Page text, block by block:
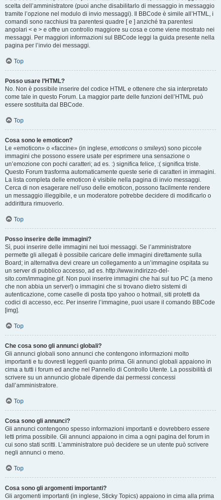
scelta dell’amministratore (puoi anche disabilitarlo di messaggio in messaggio
tramite l’opzione nel modulo di invio messaggi). Il BBCode è simile all’HTML, i
comandi sono racchiusi tra parentesi quadre [ e ] anziché tra parentesi
angolari < e > e offre un controllo maggiore su cosa e come viene mostrato nei
messaggi. Per maggiori informazioni sul BBCode leggi la guida presente nella
pagina per l’invio dei messaggi.
Top
Posso usare l’HTML?
No. Non è possibile inserire del codice HTML e ottenere che sia interpretato
come tale in questo Forum. La maggior parte delle funzioni dell’HTML può
essere sostituita dal BBCode.
Top
Cosa sono le emoticon?
Le «emoticon» o «faccine» (in inglese, emoticons o smileys) sono piccole
immagini che possono essere usate per esprimere una sensazione o
un’emozione con pochi caratteri; ad es. :) significa felice, :( significa triste.
Questo Forum trasforma automaticamente queste serie di caratteri in immagini.
La lista completa delle emoticon è visibile nella pagina di invio messaggi.
Cerca di non esagerare nell’uso delle emoticon, possono facilmente rendere
un messaggio illeggibile, e un moderatore potrebbe decidere di modificarlo o
addirittura rimuoverlo.
Top
Posso inserire delle immagini?
Sì, puoi inserire delle immagini nei tuoi messaggi. Se l’amministratore
permette gli allegati è possibile caricare delle immagini direttamente sulla
Board; in alternativa devi creare un collegamento a un’immagine ospitata su
un server di pubblico accesso, ad es. http://www.indirizzo-del-
sito.com/immagine.gif. Non puoi inserire immagini che hai sul tuo PC (a meno
che non abbia un server!) o immagini che si trovano dietro sistemi di
autenticazione, come caselle di posta tipo yahoo o hotmail, siti protetti da
codici di accesso, ecc. Per inserire l’immagine, puoi usare il comando BBCode
[img].
Top
Che cosa sono gli annunci globali?
Gli annunci globali sono annunci che contengono informazioni molto
importanti e tu dovresti leggerli quanto prima. Gli annunci globali appaiono in
cima a tutti i forum ed anche nel Pannello di Controllo Utente. La possibilità di
scrivere su un annuncio globale dipende dai permessi concessi
dall’amministratore.
Top
Cosa sono gli annunci?
Gli annunci contengono spesso informazioni importanti e dovrebbero essere
letti prima possibile. Gli annunci appaiono in cima a ogni pagina del forum in
cui sono stati scritti. L’amministratore può decidere se un utente può scrivere
negli annunci o meno.
Top
Cosa sono gli argomenti importanti?
Gli argomenti importanti (in inglese, Sticky Topics) appaiono in cima alla prima